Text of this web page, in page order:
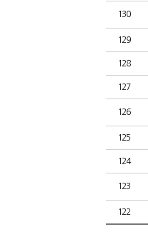
130
129
128
127
126
125
124
123
122